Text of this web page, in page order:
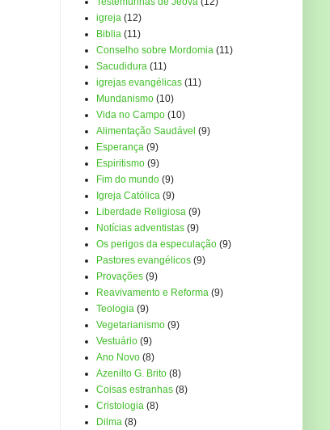
igreja (12)
Biblia (11)
Conselho sobre Mordomia (11)
Sacudidura (11)
igrejas evangélicas (11)
Mundanismo (10)
Vida no Campo (10)
Alimentação Saudável (9)
Esperança (9)
Espiritismo (9)
Fim do mundo (9)
Igreja Católica (9)
Liberdade Religiosa (9)
Notícias adventistas (9)
Os perigos da especulação (9)
Pastores evangélicos (9)
Provações (9)
Reavivamento e Reforma (9)
Teologia (9)
Vegetarianismo (9)
Vestuário (9)
Ano Novo (8)
Azenilto G. Brito (8)
Coisas estranhas (8)
Cristologia (8)
Dilma (8)